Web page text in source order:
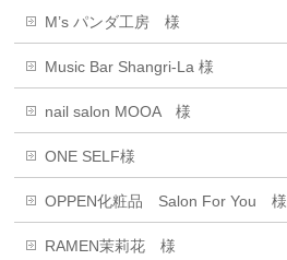
M’s パンダ工房 様
Music Bar Shangri-La 様
nail salon MOOA 様
ONE SELF様
OPPEN化粧品 Salon For You 様
RAMEN茉莉花 様